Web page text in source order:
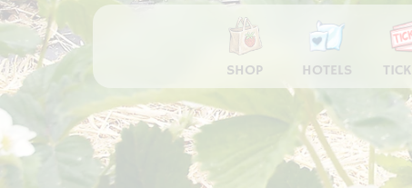
SHOP HOTELS